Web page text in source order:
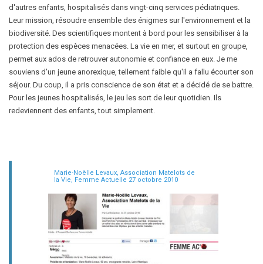
d'autres enfants, hospitalisés dans vingt-cinq services pédiatriques.
Leur mission, résoudre ensemble des énigmes sur l'environnement et la
biodiversité. Des scientifiques montent à bord pour les sensibiliser à la
protection des espèces menacées. La vie en mer, et surtout en groupe,
permet aux ados de retrouver autonomie et confiance en eux. Je me
souviens d'un jeune anorexique, tellement faible qu'il a fallu écourter son
séjour. Du coup, il a pris conscience de son état et a décidé de se battre.
Pour les jeunes hospitalisés, le jeu les sort de leur quotidien. Ils
redeviennent des enfants, tout simplement.
Marie-Noëlle Levaux, Association Matelots de
la Vie, Femme Actuelle 27 octobre 2010